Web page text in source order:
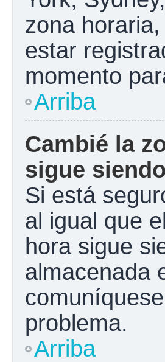
zona
estar
momento
Arriba
Cambié la
sigue
Si está
al igual que
hora sigue
almacenada
problema.
Arriba